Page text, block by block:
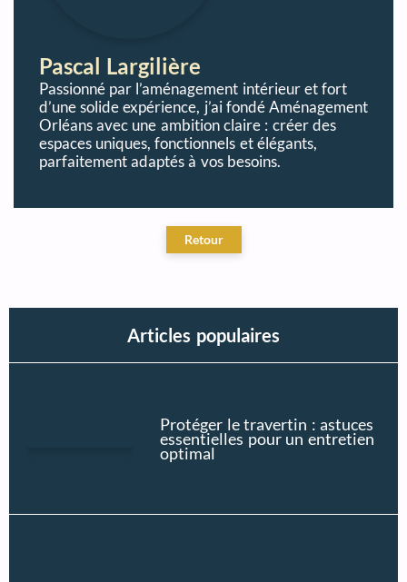
Pascal Largilière
Passionné par l’aménagement intérieur et fort
d’une solide expérience, j’ai fondé Aménagement
Orléans avec une ambition claire : créer des
espaces uniques, fonctionnels et élégants,
parfaitement adaptés à vos besoins.
Articles populaires
Protéger le travertin : astuces
essentielles pour un entretien
optimal